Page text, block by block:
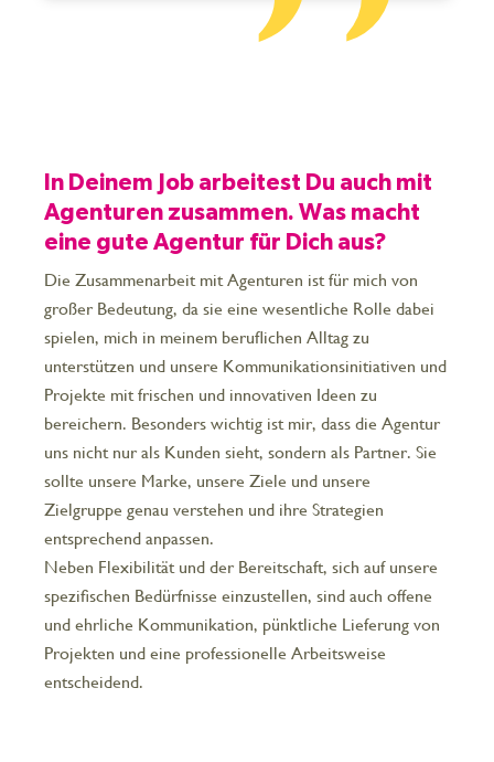
In Deinem Job arbeitest Du auch mit
Agenturen zusammen. Was macht
eine gute Agentur für Dich aus?
Die Zusammenarbeit mit Agenturen ist für mich von
großer Bedeutung, da sie eine wesentliche Rolle dabei
spielen, mich in meinem beruflichen Alltag zu
unterstützen und unsere Kommunikationsinitiativen und
Projekte mit frischen und innovativen Ideen zu
bereichern. Besonders wichtig ist mir, dass die Agentur
uns nicht nur als Kunden sieht, sondern als Partner. Sie
sollte unsere Marke, unsere Ziele und unsere
Zielgruppe genau verstehen und ihre Strategien
entsprechend anpassen.
Neben Flexibilität und der Bereitschaft, sich auf unsere
spezifischen Bedürfnisse einzustellen, sind auch offene
und ehrliche Kommunikation, pünktliche Lieferung von
Projekten und eine professionelle Arbeitsweise
entscheidend.